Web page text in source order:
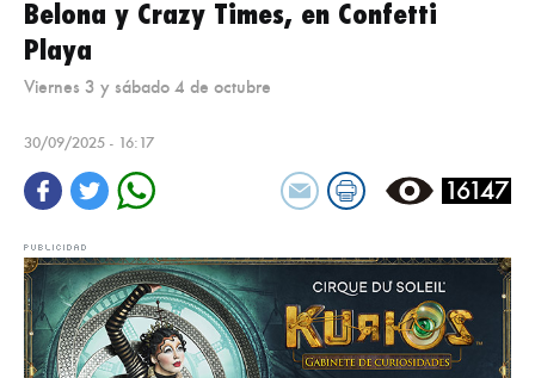
Belona y Crazy Times, en Confetti
Playa
Viernes 3 y sábado 4 de octubre
30/09/2025 - 16:17
16147